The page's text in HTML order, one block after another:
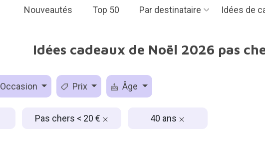
Nouveautés Top 50 Par destinataire Idées de
Idées cadeaux de Noël 2026 pas
Occasion Prix Âge
Pas chers < 20 € 40 ans